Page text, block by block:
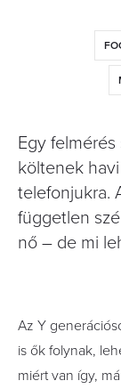
Egy
költenek
telefonjukra.
független
nő – de mi
Az Y
is ők folynak,
miért van így,